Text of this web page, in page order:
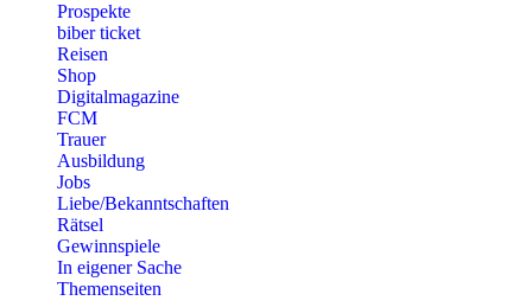
Prospekte
biber ticket
Reisen
Shop
Digitalmagazine
FCM
Trauer
Ausbildung
Jobs
Liebe/Bekanntschaften
Rätsel
Gewinnspiele
In eigener Sache
Themenseiten